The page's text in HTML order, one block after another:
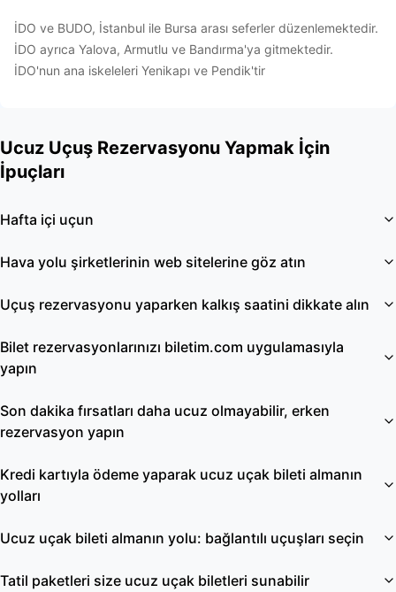
İDO ve BUDO, İstanbul ile Bursa arası seferler düzenlemektedir.
İDO ayrıca Yalova, Armutlu ve Bandırma'ya gitmektedir.
İDO'nun ana iskeleleri Yenikapı ve Pendik'tir
Ucuz Uçuş Rezervasyonu Yapmak İçin
İpuçları
Hafta içi uçun
Hava yolu şirketlerinin web sitelerine göz atın
Uçuş rezervasyonu yaparken kalkış saatini dikkate alın
Bilet rezervasyonlarınızı biletim.com uygulamasıyla
yapın
Son dakika fırsatları daha ucuz olmayabilir, erken
rezervasyon yapın
Kredi kartıyla ödeme yaparak ucuz uçak bileti almanın
yolları
Ucuz uçak bileti almanın yolu: bağlantılı uçuşları seçin
Tatil paketleri size ucuz uçak biletleri sunabilir